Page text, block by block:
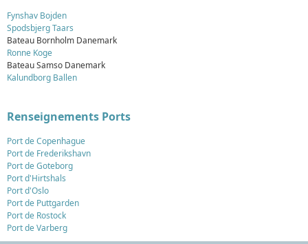
Fynshav Bojden
Spodsbjerg Taars
Bateau Bornholm Danemark
Ronne Koge
Bateau Samso Danemark
Kalundborg Ballen
Renseignements Ports
Port de Copenhague
Port de Frederikshavn
Port de Goteborg
Port d'Hirtshals
Port d'Oslo
Port de Puttgarden
Port de Rostock
Port de Varberg